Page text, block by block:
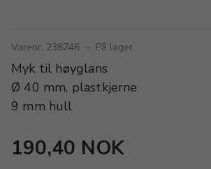
Varenr. 238746 – På lager
Myk til høyglans
Ø 40 mm, plastkjerne
9 mm hull
190,40 NOK